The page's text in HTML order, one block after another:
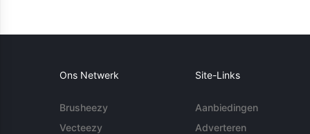
Ons Netwerk
Brusheezy
Vecteezy
Site-Links
Aanbiedingen
Adverteren